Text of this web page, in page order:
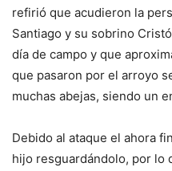
refirió que acudieron la
Santiago y su sobrino
día de campo y que
que pasaron por el arroyo
muchas abejas, siendo un
Debido al ataque el ahora
hijo resguardándolo, por lo